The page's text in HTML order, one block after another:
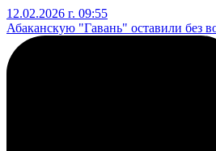
12.02.2026 г. 09:55
Абаканскую "Гавань" оставили без